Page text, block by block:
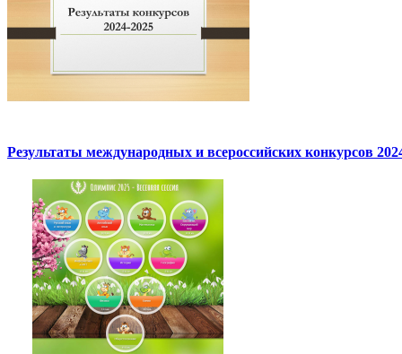
Результаты международных и всероссийских конкурсов